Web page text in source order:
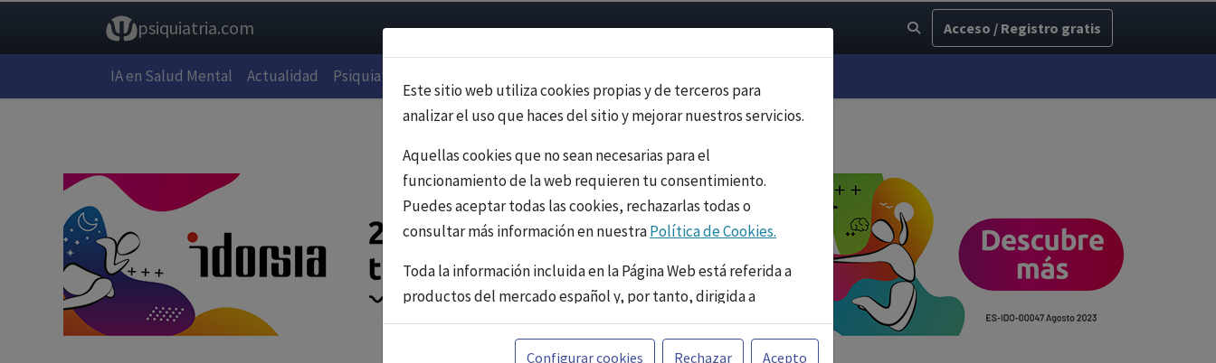
psiquiatria.com Acceso / Registro gratis
IA en Salud Mental Actualidad Psiquiatría
Este sitio web utiliza cookies propias y de terceros para
analizar el uso que haces del sitio y mejorar nuestros servicios.
Aquellas cookies que no sean necesarias para el
funcionamiento de la web requieren tu consentimiento.
Puedes aceptar todas las cookies, rechazarlas todas o
consultar más información en nuestraPolítica de Cookies.
Toda la información incluida en la Página Web está referida a
productos del mercado español y, por tanto, dirigida a
profesionales sanitarios legalmente facultados para
prescribir o dispensar medicamentos con ejercicio
Configurar cookies Rechazar Acepto